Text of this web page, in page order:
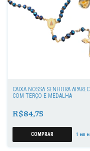
CAIXA NOSSA SENHORA
COM TERÇO E MEDALHA
R$84,75
1 em